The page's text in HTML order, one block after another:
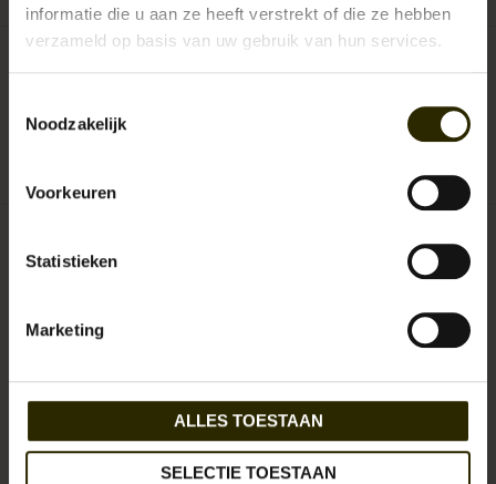
informatie die u aan ze heeft verstrekt of die ze hebben
verzameld op basis van uw gebruik van hun services.
Noodzakelijk
Voorkeuren
Statistieken
Marketing
ALLES TOESTAAN
SELECTIE TOESTAAN